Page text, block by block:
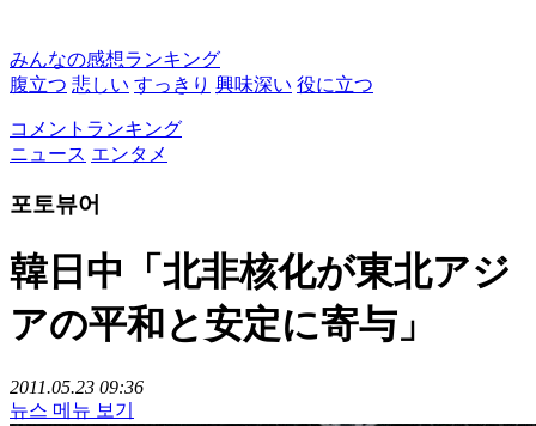
みんなの感想ランキング
腹立つ 悲しい すっきり 興味深い 役に立つ
コメントランキング
ニュース エンタメ
포토뷰어
韓日中「北非核化が東北アジ
アの平和と安定に寄与」
2011.05.23 09:36
뉴스 메뉴 보기